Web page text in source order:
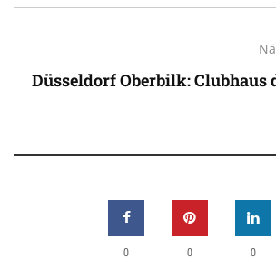
Düsseldorf Oberbilk: Clubhaus
0 0 0